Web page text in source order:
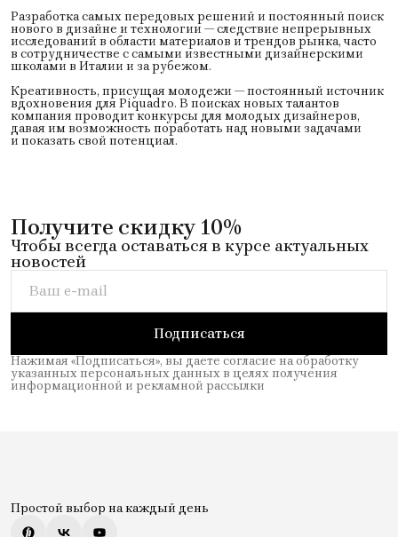
Разработка самых передовых решений и постоянный поиск
нового в дизайне и технологии — следствие непрерывных
исследований в области материалов и трендов рынка, часто
в сотрудничестве с самыми известными дизайнерскими
школами в Италии и за рубежом.
Креативность, присущая молодежи — постоянный источник
вдохновения для Piquadro. В поисках новых талантов
компания проводит конкурсы для молодых дизайнеров,
давая им возможность поработать над новыми задачами
и показать свой потенциал.
Получите скидку 10%
Чтобы всегда оставаться в курсе актуальных
новостей
Подписаться
Нажимая «Подписаться», вы даете согласие на обработку
указанных персональных данных в целях получения
информационной и рекламной рассылки
Простой выбор на каждый день